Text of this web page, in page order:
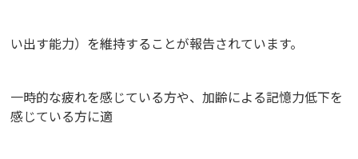
い出す能力）を維持することが報告されています。
一時的な疲れを感じている方や、加齢による記憶力低下を
感じている方に適